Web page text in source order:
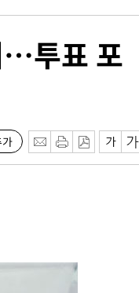
…투표 포